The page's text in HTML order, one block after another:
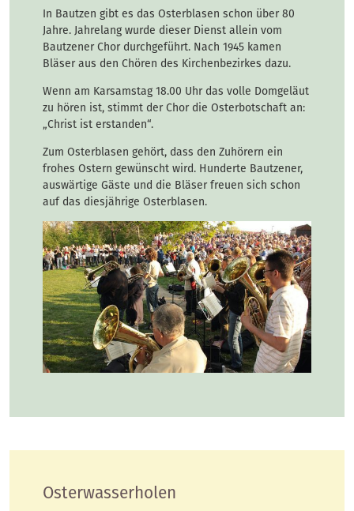
In Bautzen gibt es das Osterblasen schon über 80
Jahre. Jahrelang wurde dieser Dienst allein vom
Bautzener Chor durchgeführt. Nach 1945 kamen
Bläser aus den Chören des Kirchenbezirkes dazu.
Wenn am Karsamstag 18.00 Uhr das volle Domgeläut
zu hören ist, stimmt der Chor die Osterbotschaft an:
„Christ ist erstanden“.
Zum Osterblasen gehört, dass den Zuhörern ein
frohes Ostern gewünscht wird. Hunderte Bautzener,
auswärtige Gäste und die Bläser freuen sich schon
auf das diesjährige Osterblasen.
Osterwasserholen